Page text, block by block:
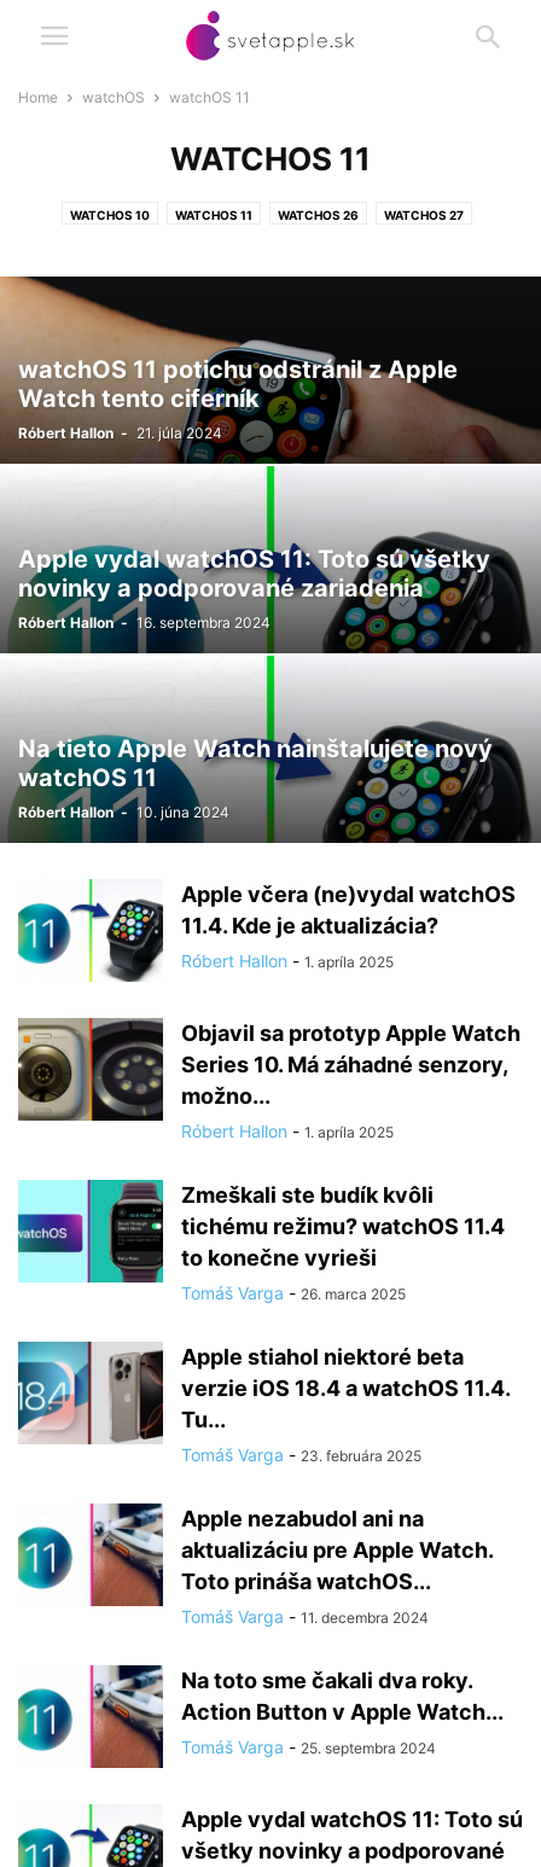
Home watchOS watchOS 11
WATCHOS 11
WATCHOS 10 WATCHOS 11 WATCHOS 26 WATCHOS 27
watchOS 11 potichu odstránil z Apple
Watch tento ciferník
Róbert Hallon - 21. júla 2024
Apple vydal watchOS 11: Toto sú všetky
novinky a podporované zariadenia
Róbert Hallon - 16. septembra 2024
Na tieto Apple Watch nainštalujete nový
watchOS 11
Róbert Hallon - 10. júna 2024
Apple včera (ne)vydal watchOS
11.4. Kde je aktualizácia?
Róbert Hallon - 1. apríla 2025
Objavil sa prototyp Apple Watch
Series 10. Má záhadné senzory,
možno...
Róbert Hallon - 1. apríla 2025
Zmeškali ste budík kvôli
tichému režimu? watchOS 11.4
to konečne vyrieši
Tomáš Varga - 26. marca 2025
Apple stiahol niektoré beta
verzie iOS 18.4 a watchOS 11.4.
Tu...
Tomáš Varga - 23. februára 2025
Apple nezabudol ani na
aktualizáciu pre Apple Watch.
Toto prináša watchOS...
Tomáš Varga - 11. decembra 2024
Na toto sme čakali dva roky.
Action Button v Apple Watch...
Tomáš Varga - 25. septembra 2024
Apple vydal watchOS 11: Toto sú
všetky novinky a podporované